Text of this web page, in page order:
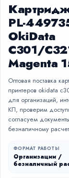
PL-
OkiData
C301/
Magenta
Оптовая поставка
принтеров okidata
для организаций,
КП, проверим
согласуем
безналичному
ФОРМАТ РАБОТЫ
Организации /
безналичный